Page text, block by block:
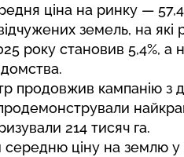
ціна на ринку —
земель, на
року становив 5,4%, а
продовжив кампанію з
214 тисяч га.
середню ціну на землю у